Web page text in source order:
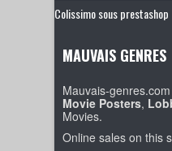
Colissimo sous prestashop
MAUVAIS GENRES
Mauvais-
Movie Posters,
Movies.
Online sales on this